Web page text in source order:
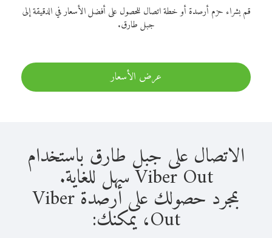
قم بشراء حزم أرصدة أو خطة اتصال للحصول على أفضل الأسعار في الدقيقة إلى
جبل طارق.
عرض الأسعار
الاتصال على جبل طارق باستخدام
Viber Out سهل للغاية.
بمجرد حصولك على أرصدة Viber
Out، يمكنك: